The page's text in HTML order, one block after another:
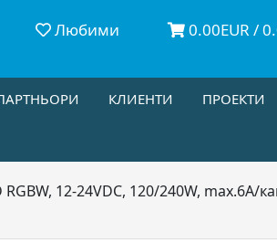
Любими 0.00EUR /
КЛИЕНТИ ПРОЕКТИ
12-24VDC, 120/240W, max.6A/